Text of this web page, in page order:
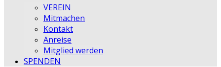
VEREIN
Mitmachen
Kontakt
Anreise
Mitglied werden
SPENDEN